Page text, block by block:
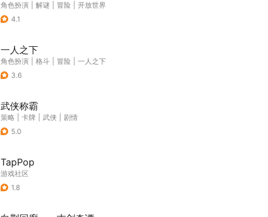
角色扮演 解谜 冒险
开放世界
4.1
一人之下
角色扮演 格斗 冒险
一人之下
3.6
武侠称霸
策略 卡牌 武侠
剧情
5.0
TapPop
游戏社区
1.8